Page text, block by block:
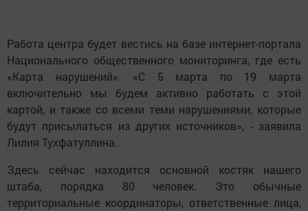
Работа центра будет вестись на базе интернет-портала
Национального общественного мониторинга, где есть
«Карта нарушений». «С 5 марта по 19 марта
включительно мы будем активно работать с этой
картой, и также со всеми теми нарушениями, которые
будут присылаться из других источников», - заявила
Лилия Тухфатуллина.
Здесь сейчас находится основной костяк нашего
штаба, порядка 80 человек. Это обычные
территориальные координаторы, ответственные лица,